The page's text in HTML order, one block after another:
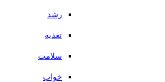
رشد
تغذیه
سلامت
خواب